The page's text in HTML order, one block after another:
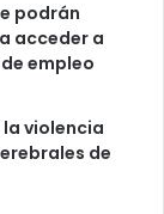
podrán
acceder a
empleo
violencia
de